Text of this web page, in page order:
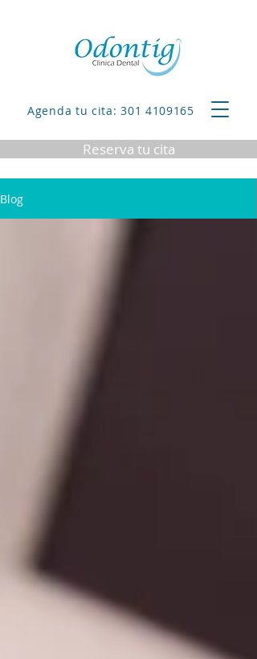
Agenda tu cita: 301 4109165
Reserva tu cita
Blog